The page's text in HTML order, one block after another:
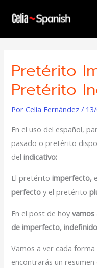
Pretérito
Pretérito
PorCelia Fernández/
En el uso del español,
pasado o pretérito
delindicativo:
El pretéritoimperfecto,
perfectoy el pretérito
En el post de hoy
de imperfecto,
Vamos a ver cada
encontrarás un resumen